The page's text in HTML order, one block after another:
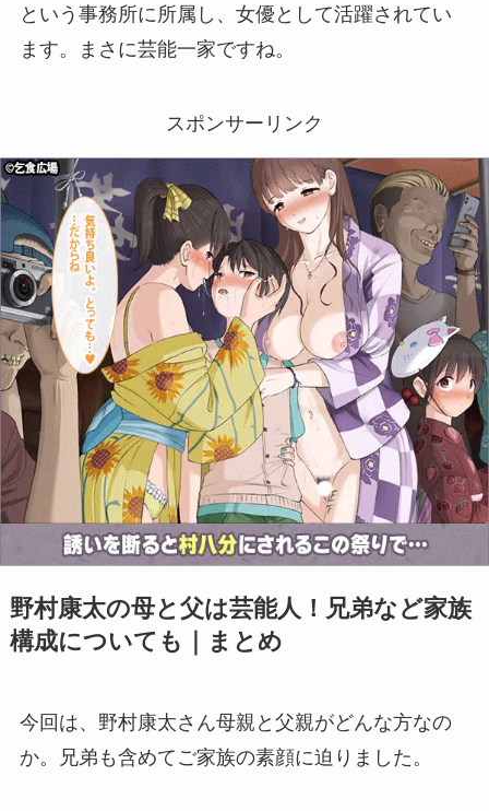
という事務所に所属し、女優として活躍されてい
ます。まさに芸能一家ですね。
スポンサーリンク
野村康太の母と父は芸能人！兄弟など家族
構成についても｜まとめ
今回は、野村康太さん母親と父親がどんな方なの
か。兄弟も含めてご家族の素顔に迫りました。